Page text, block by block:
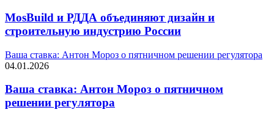
MosBuild и РДДА объединяют дизайн и
строительную индустрию России
Ваша ставка: Антон Мороз о пятничном решении регулятора
04.01.2026
Ваша ставка: Антон Мороз о пятничном
решении регулятора